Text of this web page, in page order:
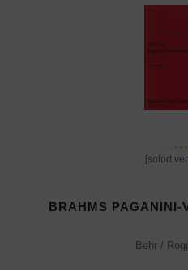
[sofort
BRAHMS PAGANINI-
Behr /